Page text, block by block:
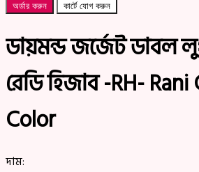
অর্ডার করুন কার্টে যোগ করুন
ডায়মন্ড জর্জেট ডাবল
রেডি হিজাব -RH-
Color
দাম: